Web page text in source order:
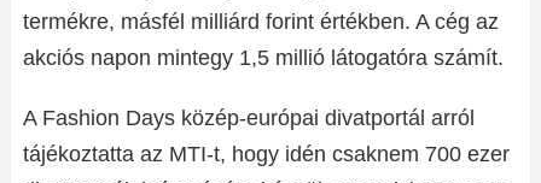
termékre, másfél milliárd forint értékben. A cég az
akciós napon mintegy 1,5 millió látogatóra számít.
A Fashion Days közép-európai divatportál arról
tájékoztatta az MTI-t, hogy idén csaknem 700 ezer